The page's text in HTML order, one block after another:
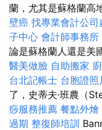
蘭，尤其是蘇格蘭高
壁癌 找專業會計公司
子中心 會計師事務所
論是蘇格蘭人還是美
醫美做臉 自助搬家
台北記帳士 台胞證照
了，史蒂夫·班農（
痧服務推薦 餐點外燴
過期 整復師培訓